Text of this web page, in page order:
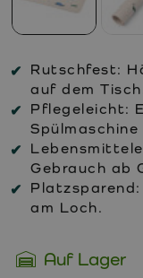
Rutschfest:
auf dem
Pflegeleicht:
Spülmaschine
Gebrauch ab
Platzsparend:
am Loch.
Auf Lager